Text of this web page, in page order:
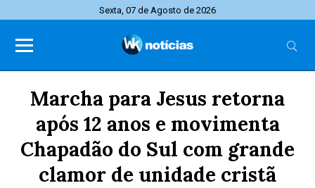
Sexta, 07 de Agosto de 2026
Marcha para Jesus retorna
após 12 anos e movimenta
Chapadão do Sul com grande
clamor de unidade cristã